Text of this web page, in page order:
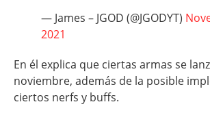
— James – JGOD (@JGODYT)
2021
En él explica que ciertas armas se
noviembre, además de la posible
ciertos nerfs y buffs.